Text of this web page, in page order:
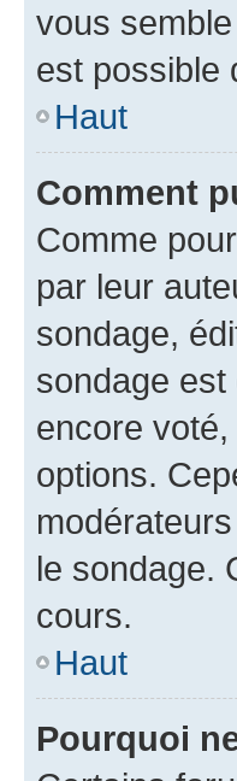
vous
est possible
Haut
Comment
Comme
par leur
sondage,
sondage est
encore
options.
le sondage.
cours.
Haut
Pourquoi